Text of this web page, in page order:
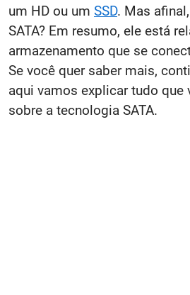
um HD ou um SSD. Mas
SATA? Em resumo, ele está
armazenamento que se
Se você quer saber mais,
aqui vamos explicar tudo que
sobre a tecnologia SATA.